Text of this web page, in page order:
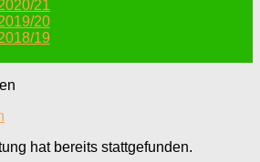
21
20
19
hat bereits stattgefunden.